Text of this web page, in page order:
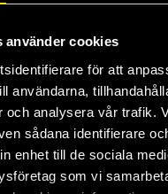
använder cookies
för att
användarna,
och analysera vår trafik.
sådana identifierare
enhet till de sociala
som vi
4